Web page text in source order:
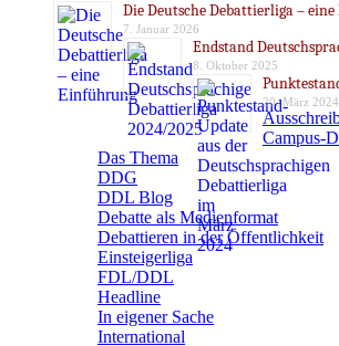
Die Deutsche Debattierliga –
7. Januar 2026
Endstand
8. Oktober 2025
20. März 2024
Campus-
Das Thema
DDG
DDL Blog
Debatte als Medienformat
Debattieren in der Öffentlichkeit
Einsteigerliga
FDL/DDL
Headline
In eigener Sache
International